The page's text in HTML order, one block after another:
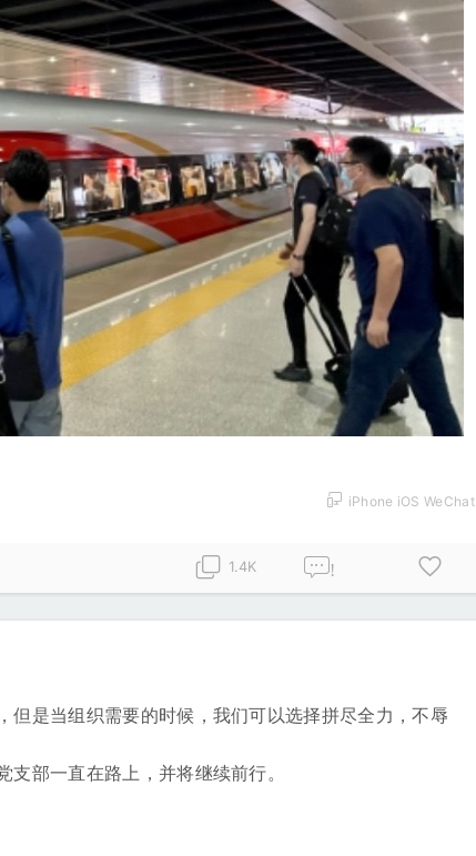
iPhone iOS WeChat
1.4K !
是当组织需要的时候，我们可以选择拼尽全力，不辱
部一直在路上，并将继续前行。